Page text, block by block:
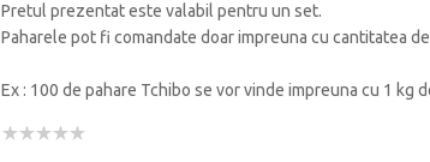
Pretul prezentat este valabil pentru un set.
Paharele pot fi comandate doar impreuna cu cantitatea
Ex : 100 de pahare Tchibo se vor vinde impreuna cu 1 kg